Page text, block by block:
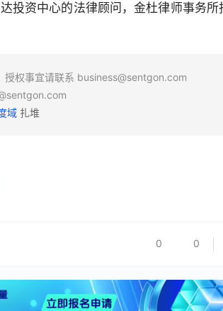
投资中心的法律顾问，金杜律师事务所
授权事宜请联系 business@sentgon.com
域扎堆
0 0